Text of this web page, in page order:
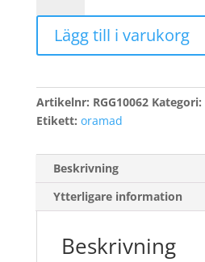
Åke
mängd
Lägg till i varukorg
Artikelnr: RGG10062 Kategori:
Etikett: oramad
Beskrivning
Ytterligare information
Beskrivning